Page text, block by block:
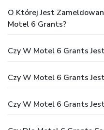
O Której Jest
Motel 6 Grants?
Czy W Motel 6 Grants
Czy W Motel 6 Grants
Czy W Motel 6 Grants